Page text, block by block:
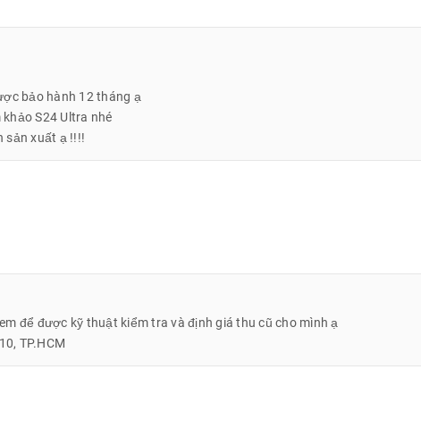
cho Galaxy S23 Ultra 5G 512GB chính hãng chụp ảnh sắc nét.
bảo hành 12 tháng ạ
S24 Ultra nhé
sản xuất ạ !!!!
để được kỹ thuật kiểm tra và định giá thu cũ cho mình ạ
TP.HCM